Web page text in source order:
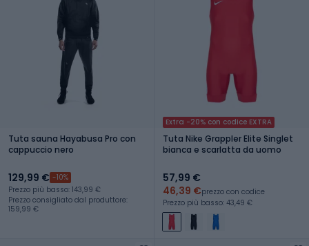
Tuta sauna Hayabusa Pro con
cappuccio nero
129,99 € -10%
Prezzo più basso: 143,99 €
Prezzo consigliato dal produttore:
159,99 €
Extra -20% con codice EXTRA
Tuta Nike Grappler Elite Singlet
bianca e scarlatta da uomo
57,99 €
46,39 €prezzo con codice
Prezzo più basso: 43,49 €